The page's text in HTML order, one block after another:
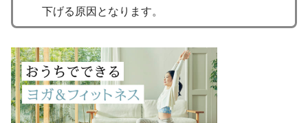
下げる原因となります。